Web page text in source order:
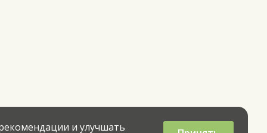
и улучшать